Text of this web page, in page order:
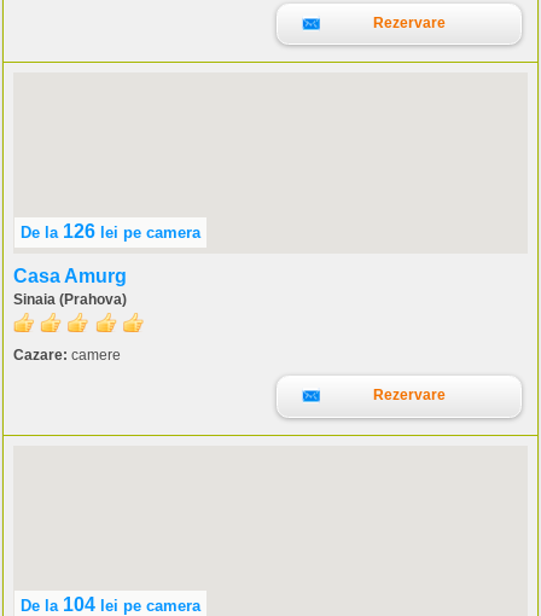
Rezervare
De la 126 lei pe camera
Casa Amurg
Sinaia (Prahova)
Cazare: camere
Rezervare
De la 104 lei pe camera